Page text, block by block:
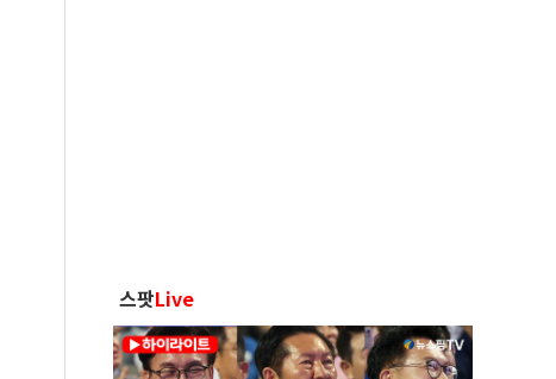
스팟Live